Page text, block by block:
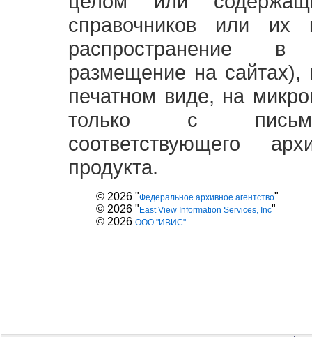
справочников или их
распространение
размещение на
печатном виде, на
только с
соответствующего
продукта.
© 2026 "Федеральное архивное агентство"
© 2026 " East View Information Services, Inc"
© 2026 ООО "ИВИС"